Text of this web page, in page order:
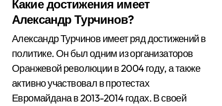
Какие достижения имеет
Александр Турчинов?
Александр Турчинов имеет ряд достижений в
политике. Он был одним из организаторов
Оранжевой революции в 2004 году, а также
активно участвовал в протестах
Евромайдана в 2013-2014 годах. В своей